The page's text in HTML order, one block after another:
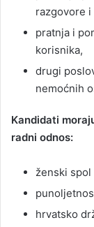
razgovore
pratnja i
korisnika,
drugi
nemoćnih
Kandidati
radni odnos:
ženski spol
hrvatsko